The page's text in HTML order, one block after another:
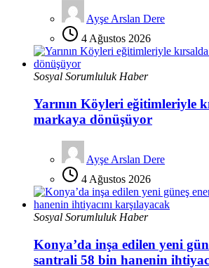
Ayşe Arslan Dere
4 Ağustos 2026
Sosyal Sorumluluk Haber
Yarının Köyleri eğitimleriyle
markaya dönüşüyor
Ayşe Arslan Dere
4 Ağustos 2026
Sosyal Sorumluluk Haber
Konya’da inşa edilen yeni
santrali 58 bin hanenin